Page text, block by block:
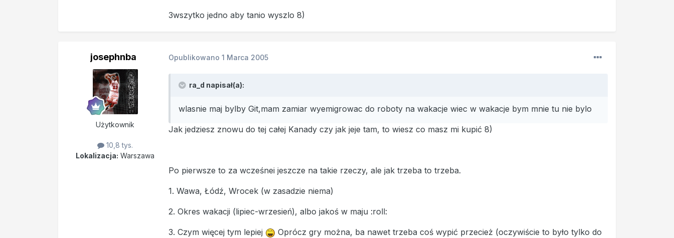
3wszytko jedno aby tanio wyszlo 8)
josephnba
Użytkownik
10,8 tys.
Lokalizacja: Warszawa
Opublikowano 1 Marca 2005
ra_d napisał(a):
wlasnie maj bylby Git,mam zamiar wyemigrowac do roboty na wakacje wiec w wakacje bym mnie tu nie bylo
Jak jedziesz znowu do tej całej Kanady czy jak jeje tam, to wiesz co masz mi kupić 8)
Po pierwsze to za wcześnei jeszcze na takie rzeczy, ale jak trzeba to trzeba.
1. Wawa, Łódź, Wrocek (w zasadzie niema)
2. Okres wakacji (lipiec-wrzesień), albo jakoś w maju :roll:
3. Czym więcej tym lepiej
Oprócz gry można, ba nawet trzeba coś wypić przecież (oczywiście to było tylko do